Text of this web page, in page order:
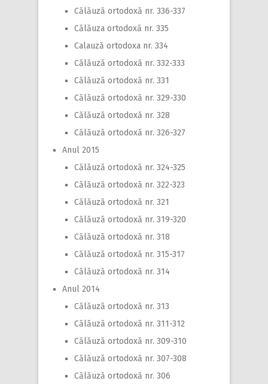
Călăuză ortodoxă nr. 336-337
Călăuza ortodoxă nr. 335
Calauză ortodoxa nr. 334
Călăuză ortodoxă nr. 332-333
Călăuză ortodoxă nr. 331
Călăuză ortodoxă nr. 329-330
Călăuză ortodoxă nr. 328
Călăuză ortodoxă nr. 326-327
Anul 2015
Călăuză ortodoxă nr. 324-325
Călăuză ortodoxă nr. 322-323
Călăuză ortodoxă nr. 321
Călăuză ortodoxă nr. 319-320
Călăuză ortodoxă nr. 318
Călăuză ortodoxă nr. 315-317
Călăuză ortodoxă nr. 314
Anul 2014
Călăuză ortodoxă nr. 313
Călăuză ortodoxă nr. 311-312
Călăuză ortodoxă nr. 309-310
Călăuză ortodoxă nr. 307-308
Călăuză ortodoxă nr. 306